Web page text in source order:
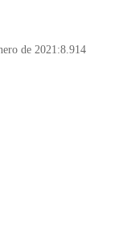
de 2021:8.914